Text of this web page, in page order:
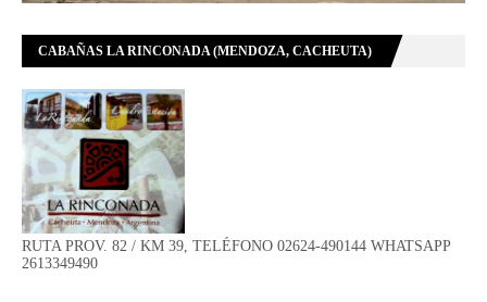
CABAÑAS LA RINCONADA (MENDOZA, CACHEUTA)
RUTA PROV. 82 / KM 39, TELÉFONO 02624-490144 WHATSAPP
2613349490